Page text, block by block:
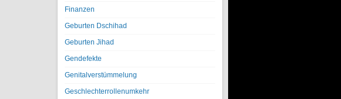
Finanzen
Geburten Dschihad
Geburten Jihad
Gendefekte
Genitalverstümmelung
Geschlechterrollenumkehr